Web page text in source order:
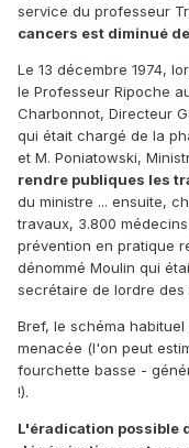
service du professeur
cancers est diminué
Le 13 décembre 1974,
le Professeur Ripoche
Charbonnot, Directeur
qui était chargé de la
et M. Poniatowski,
rendre publiques les
du ministre ... ensuite,
travaux, 3.800
prévention en pratique
dénommé Moulin qui
secrétaire de lordre des
Bref, le schéma
menacée (l'on peut
fourchette basse -
!).
L'éradication possible